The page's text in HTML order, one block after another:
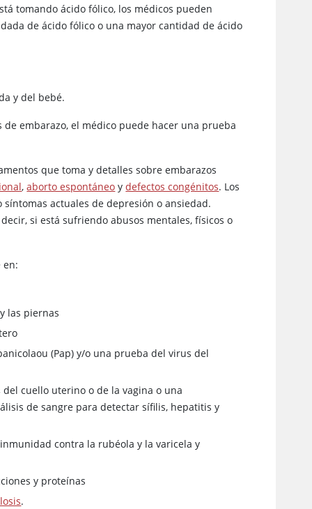
tomando ácido fólico, los médicos pueden
de ácido fólico o una mayor cantidad de ácido
y del bebé.
embarazo, el médico puede hacer una prueba
que toma y detalles sobre embarazos
,aborto espontáneo ydefectos congénitos. Los
actuales de depresión o ansiedad.
decir, si está sufriendo abusos mentales, físicos o
en:
las piernas
(Pap) y/o una prueba del virus del
del cuello uterino o de la vagina o una
de sangre para detectar sífilis, hepatitis y
contra la rubéola y la varicela y
y proteínas
.